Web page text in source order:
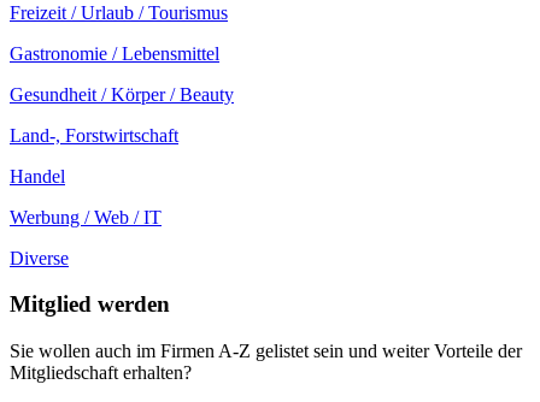
Freizeit / Urlaub / Tourismus
Gastronomie / Lebensmittel
Gesundheit / Körper / Beauty
Land-, Forstwirtschaft
Handel
Werbung / Web / IT
Diverse
Mitglied werden
Sie wollen auch im Firmen A-Z gelistet sein und weiter Vorteile der
Mitgliedschaft erhalten?